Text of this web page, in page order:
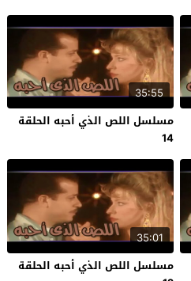
35:55
مسلسل اللص الذي أحبه الحلقة
14
35:01
مسلسل اللص الذي أحبه الحلقة